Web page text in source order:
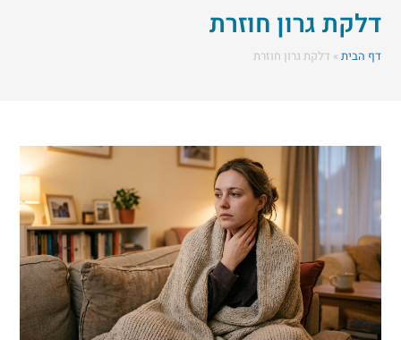
דלקת גרון חוזרת
דף הבית » דלקת גרון חוזרת